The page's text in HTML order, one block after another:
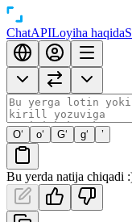
ChatAPILoyiha haqida
O‘ o‘ G‘ g‘ ’
Bu yerda natija chiqadi